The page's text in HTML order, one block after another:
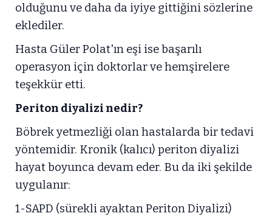
olduğunu ve daha da iyiye gittiğini sözlerine
eklediler.
Hasta Güler Polat'ın eşi ise başarılı
operasyon için doktorlar ve hemşirelere
teşekkür etti.
Periton diyalizi nedir?
Böbrek yetmezliği olan hastalarda bir tedavi
yöntemidir. Kronik (kalıcı) periton diyalizi
hayat boyunca devam eder. Bu da iki şekilde
uygulanır:
1-SAPD (sürekli ayaktan Periton Diyalizi)